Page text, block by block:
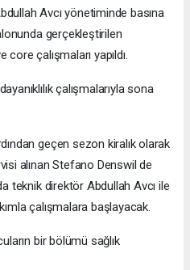
Avcı yönetiminde basına
gerçekleştirilen
çalışmaları yapıldı.
çalışmalarıyla sona
geçen sezon kiralık olarak
alınan Stefano Denswil de
teknik direktör Abdullah Avcı ile
çalışmalara başlayacak.
bir bölümü sağlık